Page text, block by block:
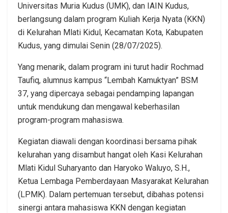
Universitas Muria Kudus (UMK), dan IAIN Kudus,
berlangsung dalam program Kuliah Kerja Nyata (KKN)
di Kelurahan Mlati Kidul, Kecamatan Kota, Kabupaten
Kudus, yang dimulai Senin (28/07/2025).
Yang menarik, dalam program ini turut hadir Rochmad
Taufiq, alumnus kampus “Lembah Kamuktyan” BSM
37, yang dipercaya sebagai pendamping lapangan
untuk mendukung dan mengawal keberhasilan
program-program mahasiswa.
Kegiatan diawali dengan koordinasi bersama pihak
kelurahan yang disambut hangat oleh Kasi Kelurahan
Mlati Kidul Suharyanto dan Haryoko Waluyo, S.H.,
Ketua Lembaga Pemberdayaan Masyarakat Kelurahan
(LPMK). Dalam pertemuan tersebut, dibahas potensi
sinergi antara mahasiswa KKN dengan kegiatan